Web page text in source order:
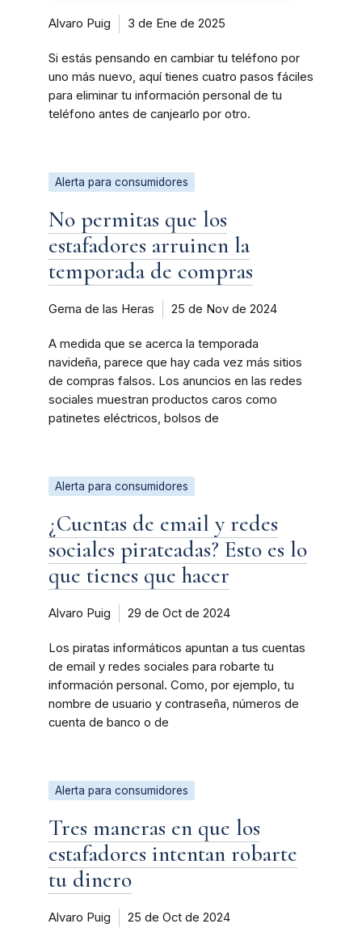
Alvaro Puig 3 de Ene de 2025
Si estás pensando en cambiar tu teléfono por
uno más nuevo, aquí tienes cuatro pasos fáciles
para eliminar tu información personal de tu
teléfono antes de canjearlo por otro.
Alerta para consumidores
No permitas que los
estafadores arruinen la
temporada de compras
Gema de las Heras 25 de Nov de 2024
A medida que se acerca la temporada
navideña, parece que hay cada vez más sitios
de compras falsos. Los anuncios en las redes
sociales muestran productos caros como
patinetes eléctricos, bolsos de
Alerta para consumidores
¿Cuentas de email y redes
sociales pirateadas? Esto es lo
que tienes que hacer
Alvaro Puig 29 de Oct de 2024
Los piratas informáticos apuntan a tus cuentas
de email y redes sociales para robarte tu
información personal. Como, por ejemplo, tu
nombre de usuario y contraseña, números de
cuenta de banco o de
Alerta para consumidores
Tres maneras en que los
estafadores intentan robarte
tu dinero
Alvaro Puig 25 de Oct de 2024